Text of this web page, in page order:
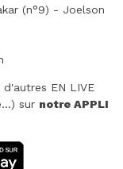
(n°9) - Joelson
EN LIVE
sur notre APPLI